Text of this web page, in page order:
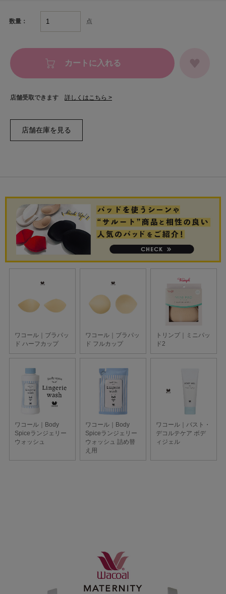
数量： 点
カートに入れる
店舗受取できます 詳しくはこちら >